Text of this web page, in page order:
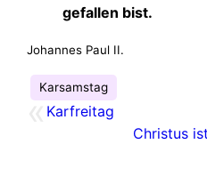
gefallen bist.
Johannes Paul II.
Karsamstag
«Karfreitag
Christus